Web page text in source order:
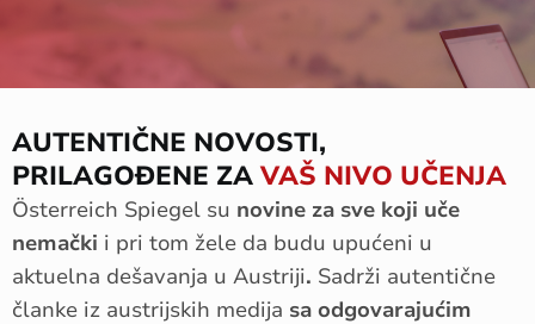
AUTENTIČNE NOVOSTI,
PRILAGOĐENE ZAVAŠ NIVO UČENJA
Österreich Spiegel su novine za sve koji uče
nemački i pri tom žele da budu upućeni u
aktuelna dešavanja u Austriji. Sadrži autentične
članke iz austrijskih medija sa odgovarajućim